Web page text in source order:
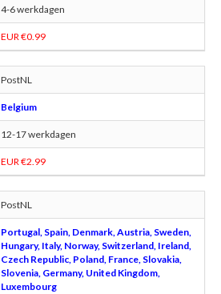
4-6 werkdagen
EUR €0.99
PostNL
Belgium
12-17 werkdagen
EUR €2.99
PostNL
Portugal, Spain, Denmark, Austria, Sweden,
Hungary, Italy, Norway, Switzerland, Ireland,
Czech Republic, Poland, France, Slovakia,
Slovenia, Germany, United Kingdom,
Luxembourg